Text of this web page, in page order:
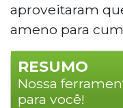
aproveitaram
ameno para
RESUMO
Nossa
para você!